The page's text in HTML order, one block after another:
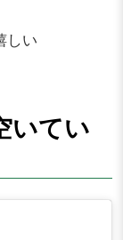
しい
いてい